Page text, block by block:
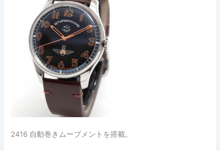
2416 自動巻きムーブメントを搭載。